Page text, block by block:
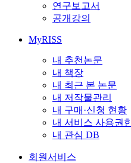
연구보고서
공개강의
MyRISS
내 추천논문
내 책장
내 최근 본 논문
내 저작물관리
내 구매·신청 현황
내 서비스 사용권
내 관심 DB
회원서비스